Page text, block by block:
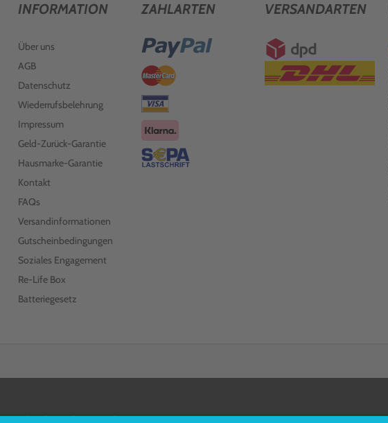
INFORMATION
Über uns
AGB
Datenschutz
Wiederrufsbelehrung
Impressum
Geld-Zurück-Garantie
Hausmarke-Garantie
Kontakt
FAQs
Versandinformationen
Gutscheinbedingungen
Soziales Engagement
Re-Life Box
Batteriegesetz
ZAHLARTEN VERSANDARTEN